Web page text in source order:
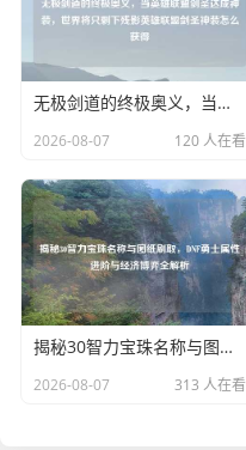
无极剑道的终极奥义，当英雄联盟剑圣达成神装，世界将只剩下残影英雄联盟剑圣神装怎么获得
2026-08-07 120 人在看
揭秘30智力宝珠名称与图纸刷取，DNF勇士属性进阶与经济博弈全解析
2026-08-07 313 人在看